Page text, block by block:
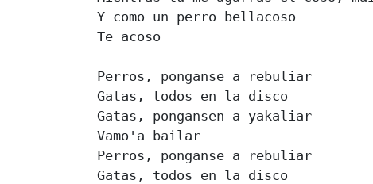
Y como un perro bellacoso
Te acoso
Perros, ponganse a rebuliar
Gatas, todos en la disco
Gatas, pongansen a yakaliar
Vamo'a bailar
Perros, ponganse a rebuliar
Gatas, todos en la disco